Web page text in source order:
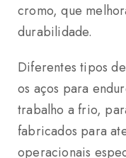
cromo, que
durabilidade.
Diferentes tipos
os aços para
trabalho a frio,
fabricados para
operacionais